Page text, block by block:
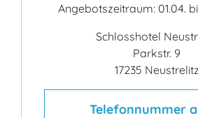
Angebotszeitraum: 01.04.
Schlosshotel
Parkstr. 9
17235 Neustrelitz
Telefonnummer